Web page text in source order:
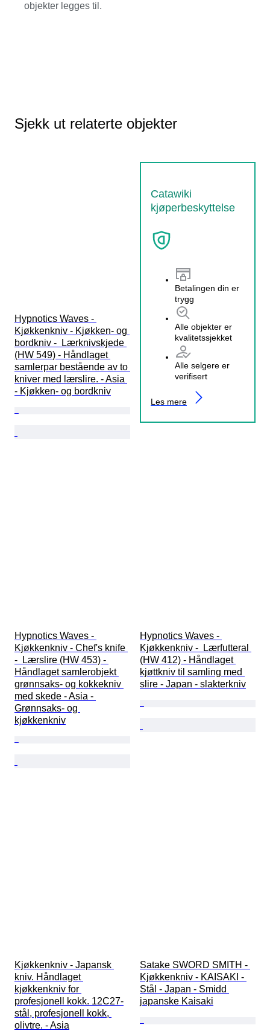
objekter legges til.
Sjekk ut relaterte objekter
Catawiki
kjøperbeskyttelse
Betalingen din er
trygg
Alle objekter er
kvalitetssjekket
Alle selgere er
verifisert
Les mere
Hypnotics Waves -
Kjøkkenkniv - Kjøkken- og
bordkniv -  Lærknivskjede
(HW 549) - Håndlaget
samlerpar bestående av to
kniver med lærslire. - Asia
- Kjøkken- og bordkniv
Hypnotics Waves -
Kjøkkenkniv - Chef's knife
-  Lærslire (HW 453) -
Håndlaget samlerobjekt
grønnsaks- og kokkekniv
med skede - Asia -
Grønnsaks- og
kjøkkenkniv
Hypnotics Waves -
Kjøkkenkniv -  Lærfutteral
(HW 412) - Håndlaget
kjøttkniv til samling med
slire - Japan - slakterkniv
Kjøkkenkniv - Japansk
kniv. Håndlaget
kjøkkenkniv for
profesjonell kokk. 12C27-
stål, profesjonell kokk,
olivtre. - Asia
Satake SWORD SMITH -
Kjøkkenkniv - KAISAKI -
Stål - Japan - Smidd
japanske Kaisaki